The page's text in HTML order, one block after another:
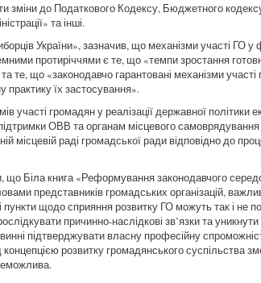
зміни до Податкового Кодексу, Бюджетного
та інші.
України», зазначив, що механізми участі ГО у
протиріччями є те, що «темпи зростання
те, що «законодавчо гарантовані механізми участі
їх застосування».
участі громадян у реалізації державної політики
ОВВ та органам місцевого самоврядування
місцевій раді громадської ради відповідно до
що Біла книга «Реформування законодавчого
представників громадських організацій,
щодо сприяння розвитку ГО можуть так і не
причинно-наслідкові зв’язки та
підтверджувати власну професійну
розвитку громадянського суспільства